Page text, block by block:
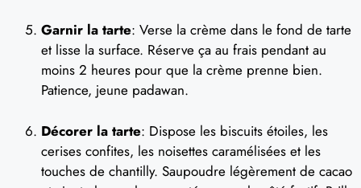
Garnir la tarte: Verse la crème dans le fond de tarte
et lisse la surface. Réserve ça au frais pendant au
moins 2 heures pour que la crème prenne bien.
Patience, jeune padawan.
Décorer la tarte: Dispose les biscuits étoiles, les
cerises confites, les noisettes caramélisées et les
touches de chantilly. Saupoudre légèrement de cacao